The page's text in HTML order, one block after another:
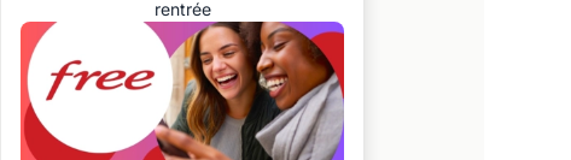
rentrée